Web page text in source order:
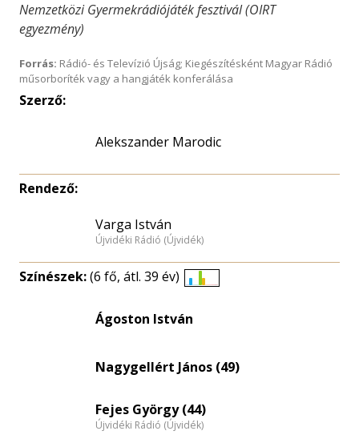
Nemzetközi Gyermekrádiójáték fesztivál (OIRT
egyezmény)
Forrás: Rádió- és Televízió Újság; Kiegészítésként Magyar Rádió
műsorboríték vagy a hangjáték konferálása
Szerző:
Alekszander Marodic
Rendező:
Varga István
Újvidéki Rádió (Újvidék)
Színészek:(6 fő, átl. 39 év)
Ágoston István
Nagygellért János (49)
Fejes György (44)
Újvidéki Rádió (Újvidék)